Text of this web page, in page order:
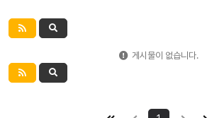
게시물이 없습니다.